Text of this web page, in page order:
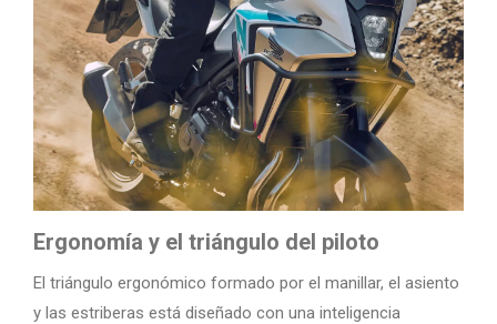
Ergonomía y el triángulo del piloto
El triángulo ergonómico formado por el manillar, el asiento
y las estriberas está diseñado con una inteligencia